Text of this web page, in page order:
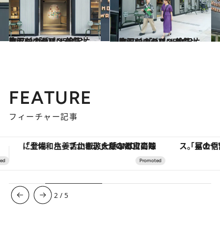
2022.9.16
金沢一のグルメタウン、片町に 「OMO5金沢片町」がオープン 前篇
旅＆お出かけ 2022.9.17
金沢一のグルメタウン、片町に 「OMO5金沢片町」がオープン 後篇
旅＆お出かけ
FEATURE
フィーチャー記事
「星のや富士」でデジタルデトックス。冨士信仰の歴史を辿り、心身を調える。 【夏限定ディナーコース】旬を
3 / 5